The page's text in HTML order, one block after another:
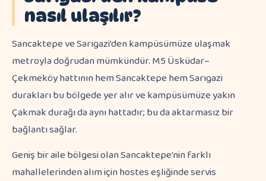
nasıl ulaşılır?
Sancaktepe ve Sarıgazi'den kampüsümüze ulaşmak
metroyla doğrudan mümkündür. M5 Üsküdar–
Çekmeköy hattının hem Sancaktepe hem Sarıgazi
durakları bu bölgede yer alır ve kampüsümüze yakın
Çakmak durağı da aynı hattadır; bu da aktarmasız bir
bağlantı sağlar.
Geniş bir aile bölgesi olan Sancaktepe'nin farklı
mahallelerinden alım için hostes eşliğinde servis